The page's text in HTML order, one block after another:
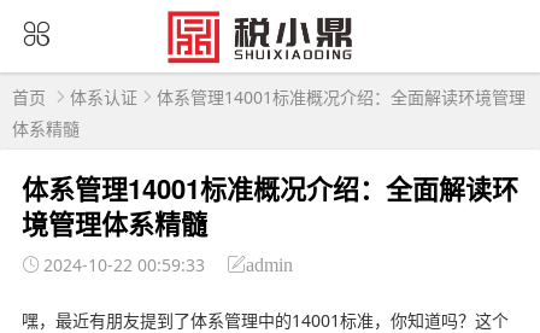
首页 体系认证
体系管理14001标准概况介绍：全面解读环境管理
体系精髓
体系管理14001标准概况介绍：全面解读环
境管理体系精髓
2024-10-22 00:59:33 admin
嘿，最近有朋友提到了体系管理中的14001标准，你知道吗？这个